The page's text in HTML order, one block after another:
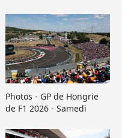
Photos - GP de Hongrie
de F1 2026 - Samedi